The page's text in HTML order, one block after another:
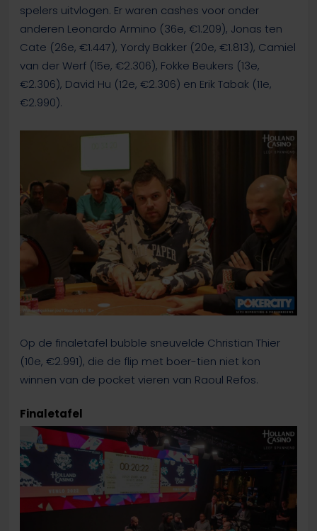
spelers uitvlogen. Er waren cashes voor onder
anderen Leonardo Armino (36e, €1.209), Jonas ten
Cate (26e, €1.447), Yordy Bakker (20e, €1.813), Camiel
van der Werf (15e, €2.306), Fokke Beukers (13e,
€2.306), David Hu (12e, €2.306) en Erik Tabak (11e,
€2.990).
Op de finaletafel bubble sneuvelde Christian Thier
(10e, €2.991), die de flip met boer-tien niet kon
winnen van de pocket vieren van Raoul Refos.
Finaletafel